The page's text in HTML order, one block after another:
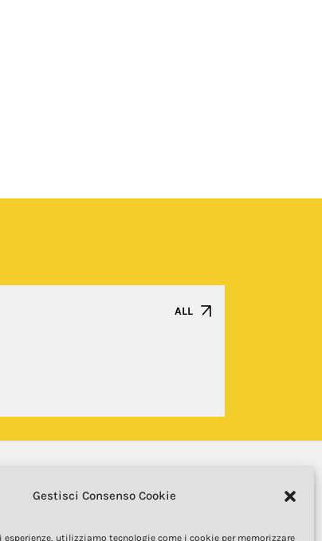
Gestisci Consenso Cookie
esperienze, utilizziamo tecnologie come i cookie per memorizzare
ALL